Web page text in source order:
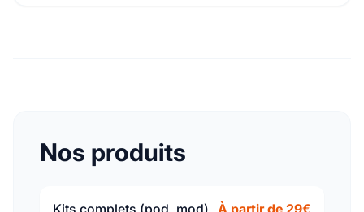
Nos produits
Kits complets (pod, mod) À partir de 29€